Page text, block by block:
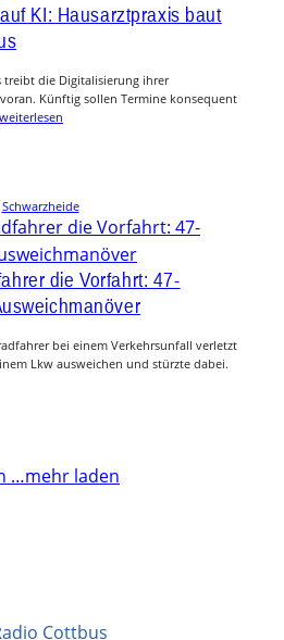
KI: Hausarztpraxis baut
treibt die Digitalisierung ihrer
Künftig sollen Termine konsequent
weiterlesen
Schwarzheide
die Vorfahrt: 47-
bei einem Verkehrsunfall verletzt
Lkw ausweichen und stürzte dabei.
…mehr laden